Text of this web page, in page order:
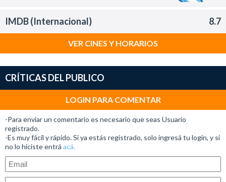
IMDB (Internacional) 8.7
VER CINES Y HORARIOS
CRÍTICAS DEL PUBLICO
LOGIN PARA COMENTAR
-Para enviar un comentario es necesario que seas Usuario
registrado.
-Es muy fácil y rápido. Si ya estás registrado, solo ingresá tu login, y si
no lo hiciste entrá acá.